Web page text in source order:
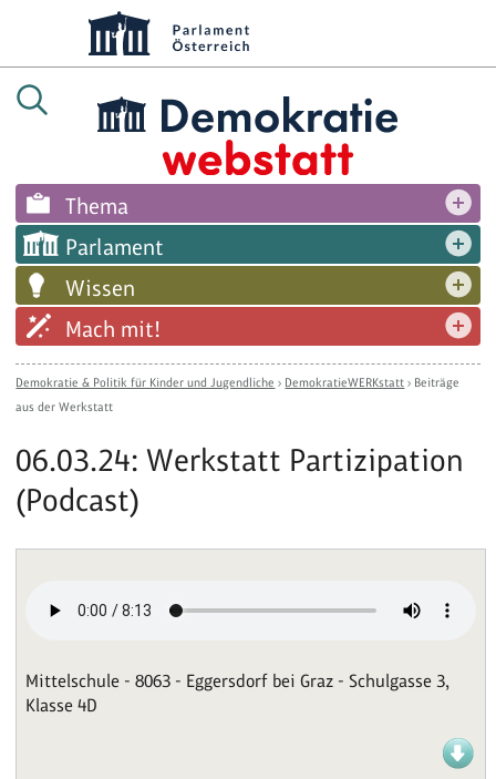
Thema
Parlament
Wissen
Mach mit!
Demokratie & Politik für Kinder und Jugendliche › DemokratieWERKstatt › Beiträge
aus der Werkstatt
06.03.24: Werkstatt Partizipation
(Podcast)
Mittelschule - 8063 - Eggersdorf bei Graz - Schulgasse 3,
Klasse 4D